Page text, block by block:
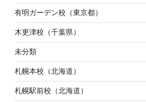
有明ガーデン校（東京都）
木更津校（千葉県）
未分類
札幌本校（北海道）
札幌駅前校（北海道）